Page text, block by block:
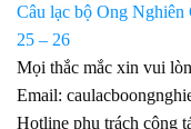
Câu lạc bộ Ong
25 – 26
Mọi thắc mắc xin vui
Email:
Hotline phụ trách công